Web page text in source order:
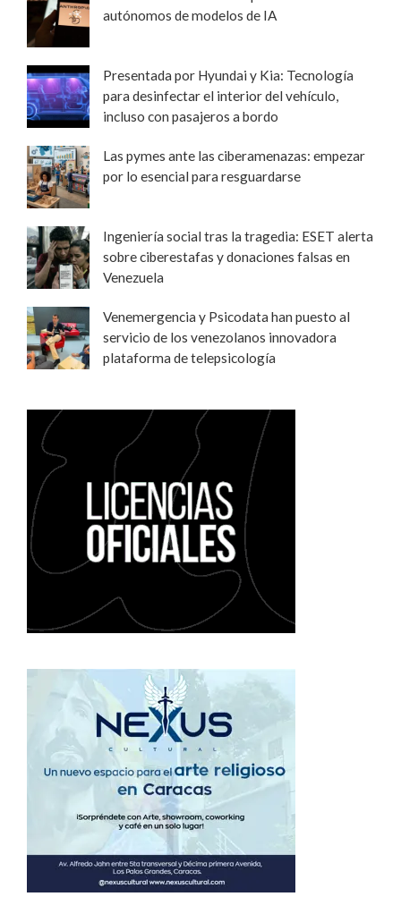
autónomos de modelos de IA
Presentada por Hyundai y Kia: Tecnología
para desinfectar el interior del vehículo,
incluso con pasajeros a bordo
Las pymes ante las ciberamenazas: empezar
por lo esencial para resguardarse
Ingeniería social tras la tragedia: ESET alerta
sobre ciberestafas y donaciones falsas en
Venezuela
Venemergencia y Psicodata han puesto al
servicio de los venezolanos innovadora
plataforma de telepsicología